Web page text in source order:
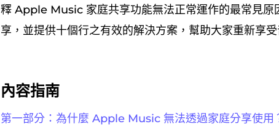
釋 Apple Music 家庭共享功能無法正常運作的最常見原
享，並提供十個行之有效的解決方案，幫助大家重新享受
內容指南
第一部分：為什麼 Apple Music 無法透過家庭分享使用